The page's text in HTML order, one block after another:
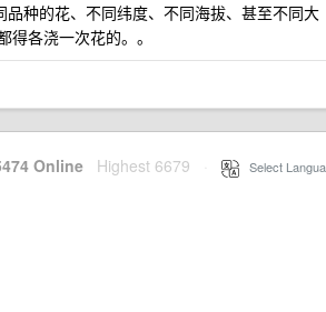
种的花、不同纬度、不同海拔、甚至不同大
各浇一次花的。。
Online Highest 6679 Select